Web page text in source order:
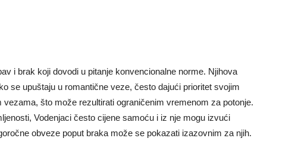
i brak koji dovodi u pitanje konvencionalne norme. Njihova
se upuštaju u romantične veze, često dajući prioritet svojim
što može rezultirati ograničenim vremenom za potonje.
Vodenjaci često cijene samoću i iz nje mogu izvući
obveze poput braka može se pokazati izazovnim za njih.